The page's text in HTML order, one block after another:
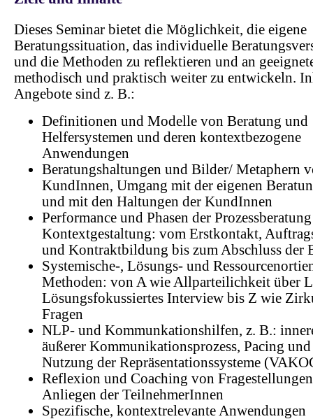
Dieses Seminar bietet die Möglichkeit, die eigene
Beratungssituation, das individuelle
und die Methoden zu reflektieren und an
methodisch und praktisch weiter zu entwickeln.
Angebote sind z. B.:
Definitionen und Modelle von Beratung und
Helfersystemen und deren kontextbezogene
Anwendungen
Beratungshaltungen und Bilder/ Metaphern
KundInnen, Umgang mit der eigenen
und mit den Haltungen der KundInnen
Performance und Phasen der
Kontextgestaltung: vom Erstkontakt,
und Kontraktbildung bis zum Abschluss der
Systemische-, Lösungs- und
Methoden: von A wie Allparteilichkeit über
Lösungsfokussiertes Interview bis Z wie
Fragen
NLP- und Kommunkationshilfen, z. B.:
äußerer Kommunikationsprozess, Pacing
Nutzung der Repräsentationssysteme
Reflexion und Coaching von
Anliegen der TeilnehmerInnen
Spezifische, kontextrelevante Anwendungen